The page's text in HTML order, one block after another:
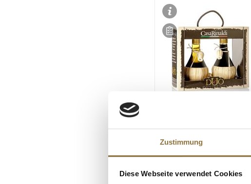
Zustimmung
Diese Webseite verwendet Cookies
Set Il Duo - Aceto Balsamico
Modena & Natives Olivenöl
250ml